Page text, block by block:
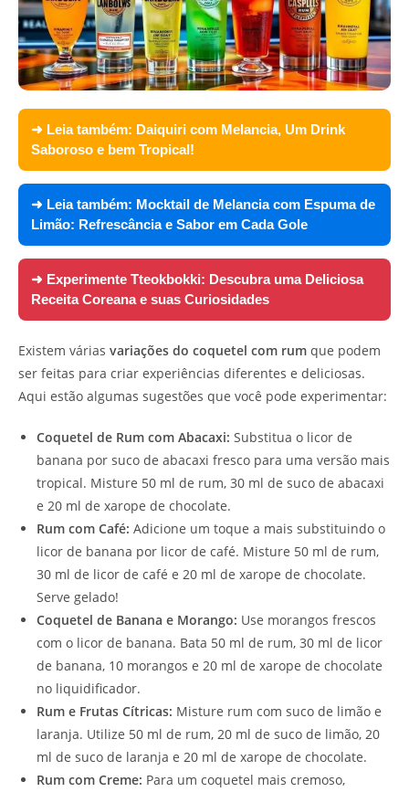
➜ Leia também: Daiquiri com Melancia, Um Drink
Saboroso e bem Tropical!
➜ Leia também: Mocktail de Melancia com Espuma de
Limão: Refrescância e Sabor em Cada Gole
➜ Experimente Tteokbokki: Descubra uma Deliciosa
Receita Coreana e suas Curiosidades
Existem várias variações do coquetel com rum que podem
ser feitas para criar experiências diferentes e deliciosas.
Aqui estão algumas sugestões que você pode experimentar:
Coquetel de Rum com Abacaxi: Substitua o licor de
banana por suco de abacaxi fresco para uma versão mais
tropical. Misture 50 ml de rum, 30 ml de suco de abacaxi
e 20 ml de xarope de chocolate.
Rum com Café: Adicione um toque a mais substituindo o
licor de banana por licor de café. Misture 50 ml de rum,
30 ml de licor de café e 20 ml de xarope de chocolate.
Serve gelado!
Coquetel de Banana e Morango: Use morangos frescos
com o licor de banana. Bata 50 ml de rum, 30 ml de licor
de banana, 10 morangos e 20 ml de xarope de chocolate
no liquidificador.
Rum e Frutas Cítricas: Misture rum com suco de limão e
laranja. Utilize 50 ml de rum, 20 ml de suco de limão, 20
ml de suco de laranja e 20 ml de xarope de chocolate.
Rum com Creme: Para um coquetel mais cremoso,